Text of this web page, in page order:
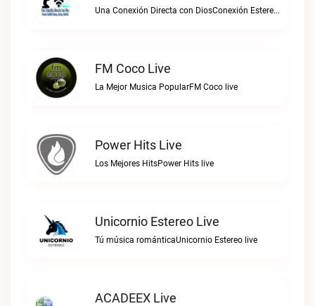
Una Conexión Directa con DiosConexión Estereo live
FM Coco Live
La Mejor Musica PopularFM Coco live
Power Hits Live
Los Mejores HitsPower Hits live
Unicornio Estereo Live
Tú música románticaUnicornio Estereo live
ACADEEX Live